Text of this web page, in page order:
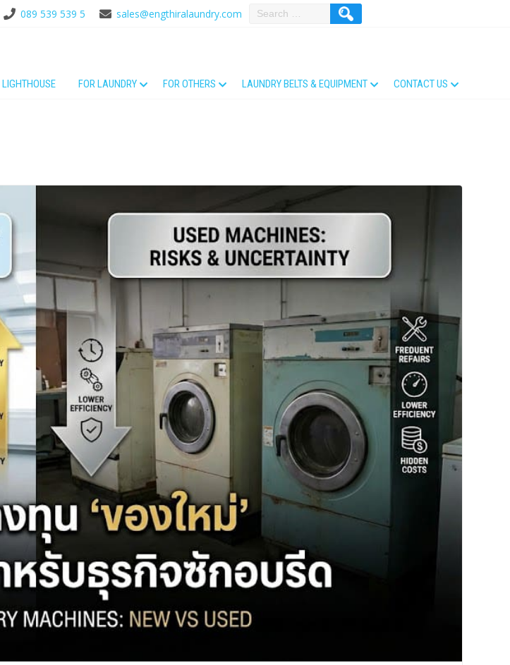
089 539 539 5 sales@engthiralaundry.com
LIGHTHOUSE FOR LAUNDRY FOR OTHERS LAUNDRY BELTS & EQUIPMENT CONTACT US